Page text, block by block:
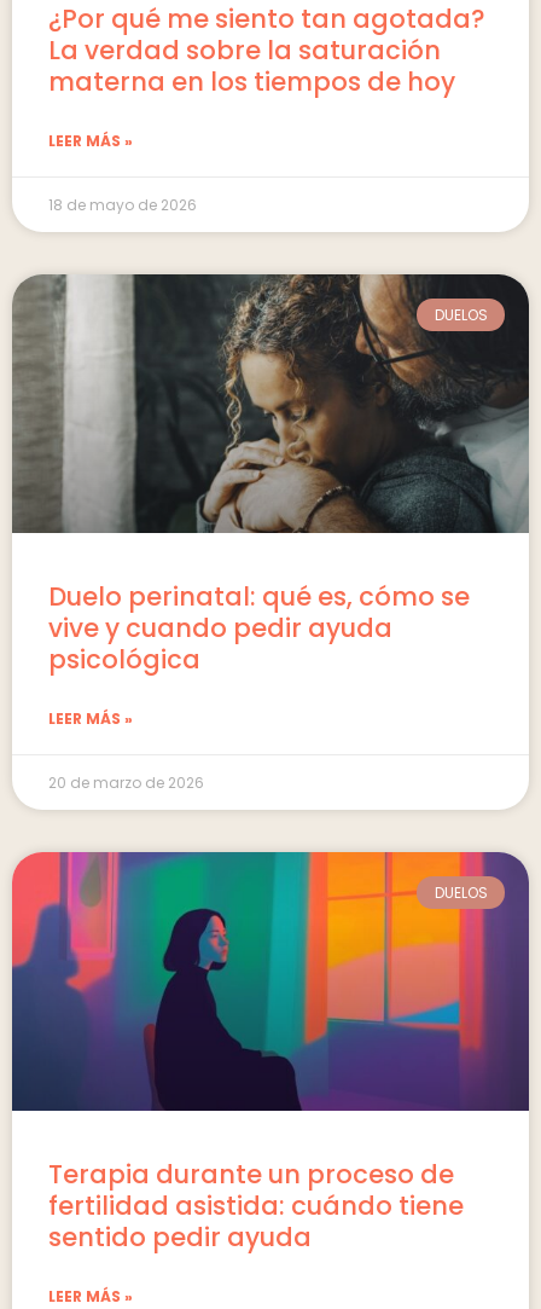
¿Por qué me siento tan agotada?
La verdad sobre la saturación
materna en los tiempos de hoy
LEER MÁS »
18 de mayo de 2026
DUELOS
Duelo perinatal: qué es, cómo se
vive y cuando pedir ayuda
psicológica
LEER MÁS »
20 de marzo de 2026
DUELOS
Terapia durante un proceso de
fertilidad asistida: cuándo tiene
sentido pedir ayuda
LEER MÁS »